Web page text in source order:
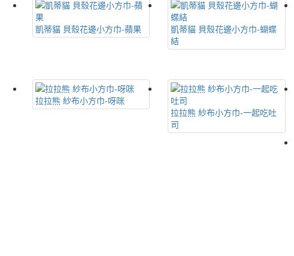
凱蒂貓 貝殼花邊小方巾-蘋果
凱蒂貓 貝殼花邊小方巾-蝴蝶
結
拉拉熊 紗布小方巾-呀咪
拉拉熊 紗布小方巾-一起吃吐
司